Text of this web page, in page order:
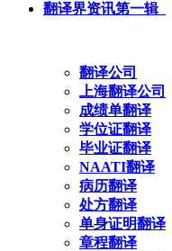
翻译界资讯第一辑
翻译公司
上海翻译公司
成绩单翻译
学位证翻译
毕业证翻译
NAATI翻译
病历翻译
处方翻译
单身证明翻译
章程翻译